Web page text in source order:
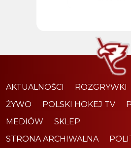
AKTUALNOŚCI ROZGRYWKI
ŻYWO
POLSKI HOKEJ TV
MEDIÓW
SKLEP
STRONA ARCHIWALNA